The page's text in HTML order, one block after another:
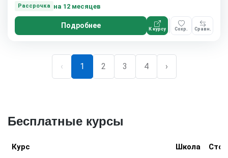
Рассрочка на 12 месяцев
Подробнее К курсу Сохр. Сравн.
‹ 1 2 3 4 ›
Бесплатные курсы
Курс Школа